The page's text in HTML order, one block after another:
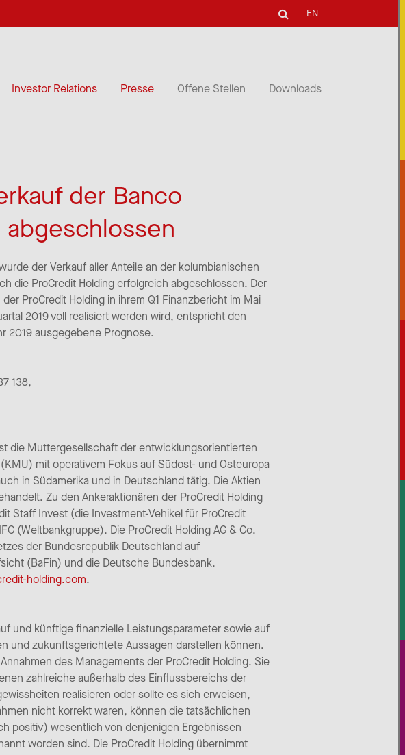
EN
Investor Relations Presse Offene Stellen Downloads
der Banco
abgeschlossen
der Verkauf aller Anteile an der kolumbianischen
die ProCredit Holding erfolgreich abgeschlossen. Der
ProCredit Holding in ihrem Q1 Finanzbericht im Mai
2019 voll realisiert werden wird, entspricht den
2019 ausgegebene Prognose.
138,
die Muttergesellschaft der entwicklungsorientierten
mit operativem Fokus auf Südost- und Osteuropa
in Südamerika und in Deutschland tätig. Die Aktien
Zu den Ankeraktionären der ProCredit Holding
Staff Invest (die Investment-Vehikel für ProCredit
(Weltbankgruppe). Die ProCredit Holding AG & Co.
der Bundesrepublik Deutschland auf
(BaFin) und die Deutsche Bundesbank.
holding.com.
und künftige finanzielle Leistungsparameter sowie auf
und zukunftsgerichtete Aussagen darstellen können.
des Managements der ProCredit Holding. Sie
zahlreiche außerhalb des Einflussbereichs der
realisieren oder sollte es sich erweisen,
nicht korrekt waren, können die tatsächlichen
positiv) wesentlich von denjenigen Ergebnissen
worden sind. Die ProCredit Holding übernimmt